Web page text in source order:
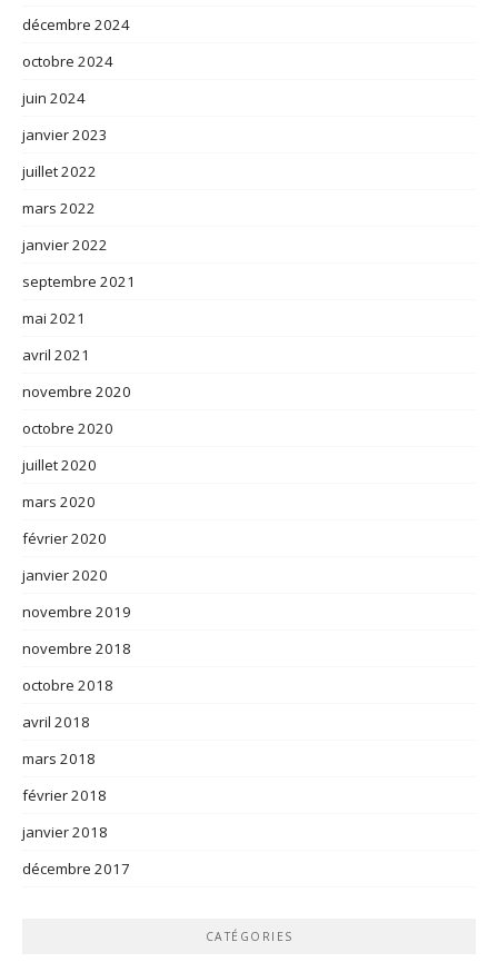
décembre 2024
octobre 2024
juin 2024
janvier 2023
juillet 2022
mars 2022
janvier 2022
septembre 2021
mai 2021
avril 2021
novembre 2020
octobre 2020
juillet 2020
mars 2020
février 2020
janvier 2020
novembre 2019
novembre 2018
octobre 2018
avril 2018
mars 2018
février 2018
janvier 2018
décembre 2017
CATÉGORIES